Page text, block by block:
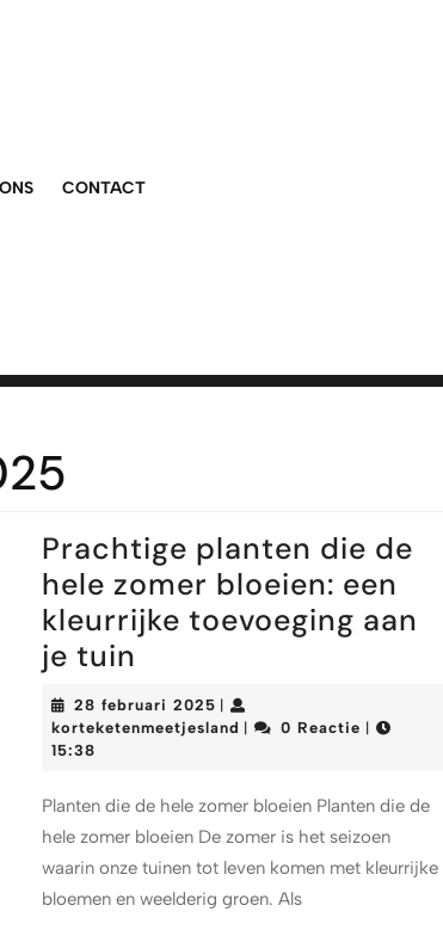
CONTACT
Prachtige planten die de
hele zomer bloeien: een
kleurrijke toevoeging aan
je tuin
planten
die
hele
zomer
bloeien:
een
28 februari 2025 28
februari
korteketenmeetjesland korteketenmeetjesland
0 Reactie
15:38
Planten die de hele zomer bloeien Planten die de
hele zomer bloeien De zomer is het seizoen
waarin onze tuinen tot leven komen met kleurrijke
bloemen en weelderig groen. Als